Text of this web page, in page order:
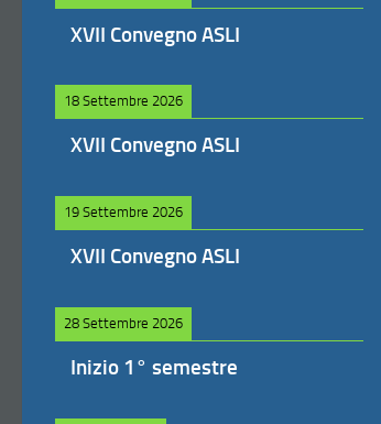
XVII Convegno ASLI
18 Settembre 2026
XVII Convegno ASLI
19 Settembre 2026
XVII Convegno ASLI
28 Settembre 2026
Inizio 1° semestre